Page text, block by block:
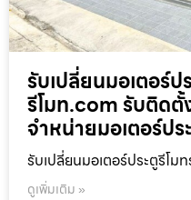
รับเปลี่ยนมอเตอร์ป
รีโมท.com รับติดตั้
จำหน่ายมอเตอร์ป
รับเปลี่ยนมอเตอร์ประตูรีโม
ดูเพิ่มเติม »